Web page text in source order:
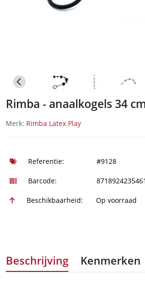
Rimba - anaalkogels 34
Merk: Rimba Latex Play
Referentie: #9128
Barcode: 8718924235461
Beschikbaarheid: Op voorraad
Beschrijving Kenmerken